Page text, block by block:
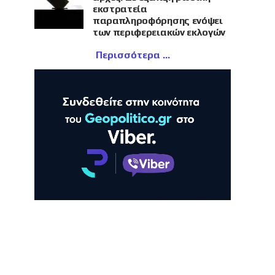
εκστρατεία
παραπληροφόρησης ενόψει
των περιφερειακών εκλογών
Περισσότερα